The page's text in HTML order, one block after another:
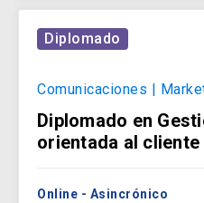
Diplomado
Comunicaciones |
Diplomado en
orientada al cliente
Online - Asincrónico